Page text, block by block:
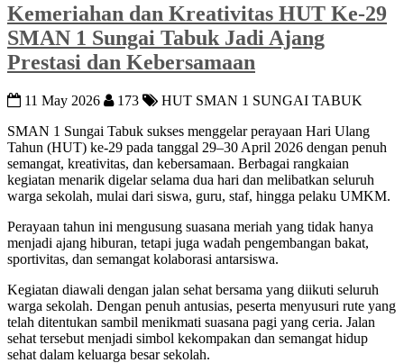
Kemeriahan dan Kreativitas HUT Ke-29
SMAN 1 Sungai Tabuk Jadi Ajang
Prestasi dan Kebersamaan
11 May 2026 173
HUT SMAN 1 SUNGAI TABUK
SMAN 1 Sungai Tabuk sukses menggelar perayaan Hari Ulang
Tahun (HUT) ke-29 pada tanggal 29–30 April 2026 dengan penuh
semangat, kreativitas, dan kebersamaan. Berbagai rangkaian
kegiatan menarik digelar selama dua hari dan melibatkan seluruh
warga sekolah, mulai dari siswa, guru, staf, hingga pelaku UMKM.
Perayaan tahun ini mengusung suasana meriah yang tidak hanya
menjadi ajang hiburan, tetapi juga wadah pengembangan bakat,
sportivitas, dan semangat kolaborasi antarsiswa.
Kegiatan diawali dengan jalan sehat bersama yang diikuti seluruh
warga sekolah. Dengan penuh antusias, peserta menyusuri rute yang
telah ditentukan sambil menikmati suasana pagi yang ceria. Jalan
sehat tersebut menjadi simbol kekompakan dan semangat hidup
sehat dalam keluarga besar sekolah.